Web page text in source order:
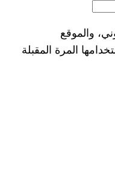
والموقع
المرة المقبلة